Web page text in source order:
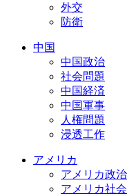
外交
防衛
中国
中国政治
社会問題
中国経済
中国軍事
人権問題
浸透工作
アメリカ
アメリカ政治
アメリカ社会